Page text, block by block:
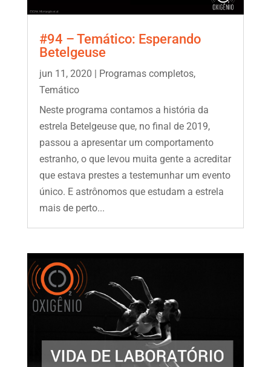
#94 – Temático: Esperando
Betelgeuse
jun 11, 2020 | Programas completos,
Temático
Neste programa contamos a história da
estrela Betelgeuse que, no final de 2019,
passou a apresentar um comportamento
estranho, o que levou muita gente a acreditar
que estava prestes a testemunhar um evento
único. E astrônomos que estudam a estrela
mais de perto...